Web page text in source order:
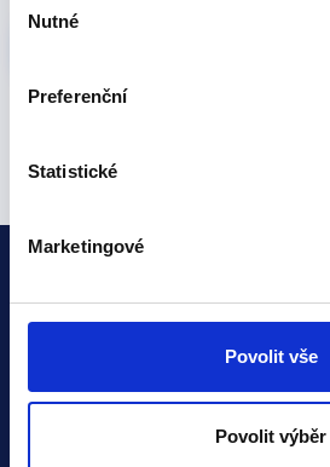
souhlasu
Nutné
Preferenční
Statistické
Marketingové
Povolit vše
Povolit výběr
Funkce
Automatický monitoring
Semafor v ERP nebo CRM